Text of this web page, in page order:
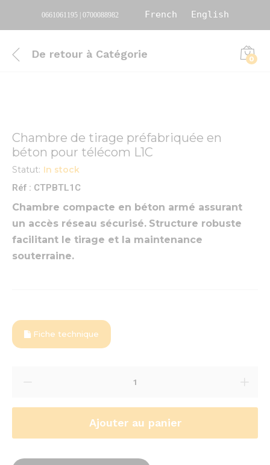
0661061195 | 0700088982 French English
De retour à Catégorie 0
Chambre de tirage préfabriquée en
béton pour télécom L1C
Statut: In stock
Réf : CTPBTL1C
Chambre compacte en béton armé assurant
un accès réseau sécurisé. Structure robuste
facilitant le tirage et la maintenance
souterraine.
Fiche technique
Ajouter au panier